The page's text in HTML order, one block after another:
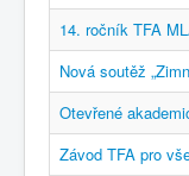
14. ročník TFA
Nová soutěž
Otevřené
Závod TFA pro